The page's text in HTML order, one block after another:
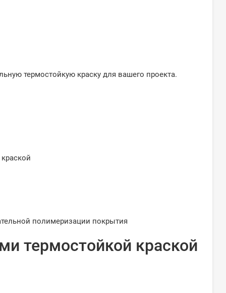
термостойкую краску для вашего проекта.
полимеризации покрытия
термостойкой краской